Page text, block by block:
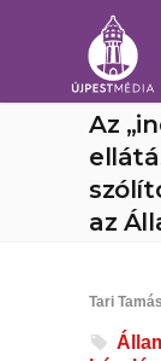
Az
az
Tari Tamás